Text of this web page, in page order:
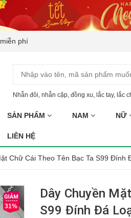
phí
Nhẫn đôi nhẫn cặp đồng xu lắc tay, lắc
SẢN PHẨM NAM NỮ
LIÊN HỆ
Chữ Cái Theo Tên Bạc Ta S99 Đính
31%
Dây Chuyền
S99 Đính Đá